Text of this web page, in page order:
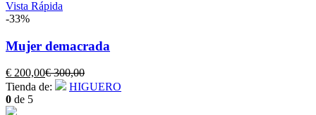
Vista Rápida
-33%
Mujer demacrada
€ 200,00El
precio
€300,00El
precio
Tienda de:
HIGUERO
0 de 5